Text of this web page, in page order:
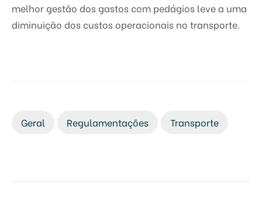
melhor gestão dos gastos com pedágios leve a uma
diminuição dos custos operacionais no transporte.
Geral Regulamentações Transporte